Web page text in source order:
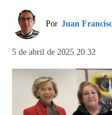
Por Juan
5 de abril de 2025 20:32